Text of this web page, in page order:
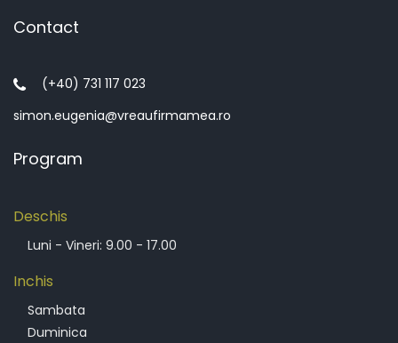
Contact
(+40) 731 117 023
simon.eugenia@vreaufirmamea.ro
Program
Deschis
Luni - Vineri: 9.00 - 17.00
Inchis
Sambata
Duminica